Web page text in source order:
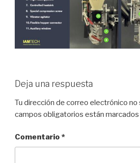
Deja una respuesta
Tu dirección de correo electrónico no
campos obligatorios están marcados
Comentario *